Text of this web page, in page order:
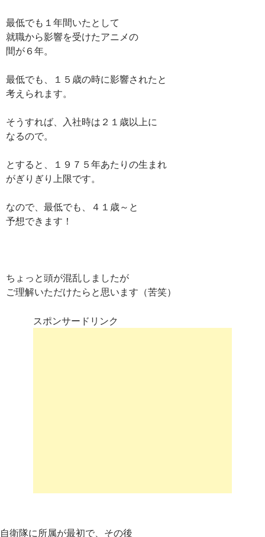
最低でも１年間いたとして
就職から影響を受けたアニメの
間が６年。
最低でも、１５歳の時に影響されたと
考えられます。
そうすれば、入社時は２１歳以上に
なるので。
とすると、１９７５年あたりの生まれ
がぎりぎり上限です。
なので、最低でも、４１歳～と
予想できます！
ちょっと頭が混乱しましたが
ご理解いただけたらと思います（苦笑）
スポンサードリンク
自衛隊に所属が最初で、その後